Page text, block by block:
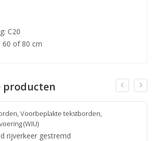
C20
60 of 80 cm
producten
, Voorbeplakte tekstborden,
(WIU)
rijverkeer gestremd